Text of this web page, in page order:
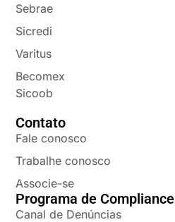
Sebrae
Sicredi
Varitus
Becomex
Sicoob
Contato
Fale conosco
Trabalhe conosco
Associe-se
Programa de Compliance
Canal de Denúncias